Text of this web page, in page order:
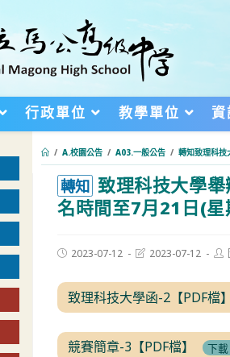
行政單位 教學單位 資
/ A.校園公告 / A03.一般公告 / 轉知致理科技
轉知 致理科技大學
名時間至7月21日(星
Post2023-07-12
Post2023-07-12
致理科技大學函-2【PDF檔】
競賽簡章-3【PDF檔】 下載